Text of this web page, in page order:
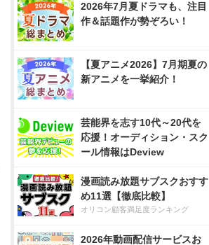
2026年7月夏ドラマも、注目
作＆話題作が勢ぞろい！
【夏アニメ2026】7月期夏の
新アニメを一挙紹介！
芸能界を志す10代～20代を
応援！オーディション・スク
ール情報はDeview
漫画読み放題サブスクおすす
め11選【徹底比較】
オリコン顧客満足度ランキング
2026年動画配信サービスお